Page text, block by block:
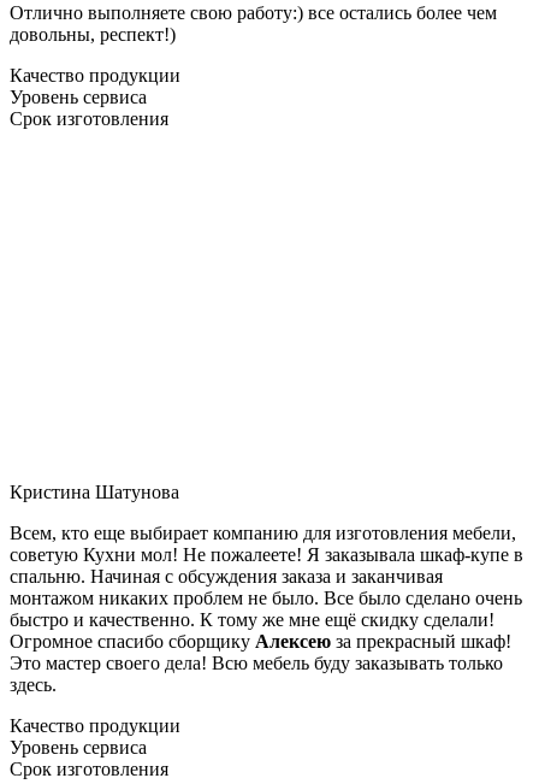
Отлично выполняете свою работу:) все остались более чем
довольны, респект!)
Качество продукции
Уровень сервиса
Срок изготовления
Кристина Шатунова
Всем, кто еще выбирает компанию для изготовления мебели,
советую Кухни мол! Не пожалеете! Я заказывала шкаф-купе в
спальню. Начиная с обсуждения заказа и заканчивая
монтажом никаких проблем не было. Все было сделано очень
быстро и качественно. К тому же мне ещё скидку сделали!
Огромное спасибо сборщику Алексею за прекрасный шкаф!
Это мастер своего дела! Всю мебель буду заказывать только
здесь.
Качество продукции
Уровень сервиса
Срок изготовления